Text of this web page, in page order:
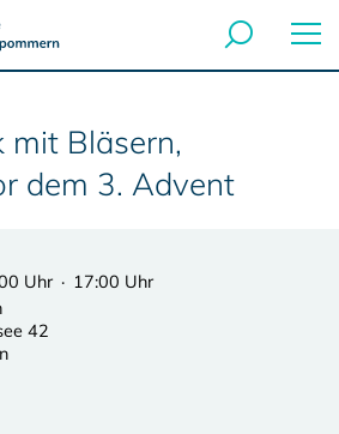
Bläsern,
dem 3. Advent
Uhr · 17:00 Uhr
42